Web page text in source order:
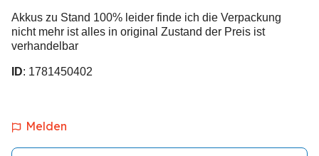
Akkus zu Stand 100% leider finde ich die Verpackung
nicht mehr ist alles in original Zustand der Preis ist
verhandelbar
ID: 1781450402
Melden